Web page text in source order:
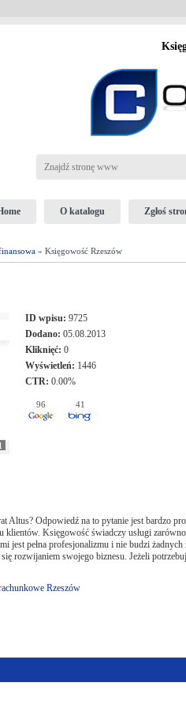
O katalogu Zgłoś
» Księgowość Rzeszów
ID wpisu: 9725
Dodano: 05.08.2013
Kliknięć: 0
Wyświetleń: 1446
CTR: 0.00%
96 41
Altus? Odpowiedź na to pytanie jest bardzo
Księgowość świadczy usługi
pełna profesjonalizmu i nie budzi
rozwijaniem swojego biznesu. Jeżeli
Rzeszów